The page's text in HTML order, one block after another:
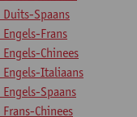
Spaans
Frans
Chinees
Italiaans
Spaans
Chinees